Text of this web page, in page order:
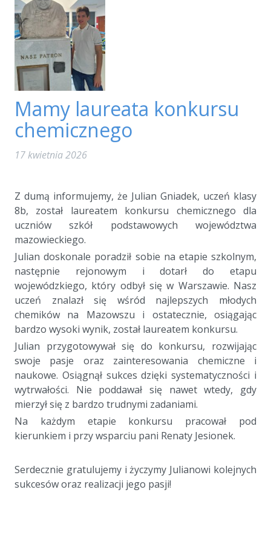
Mamy laureata konkursu
chemicznego
17 kwietnia 2026
Z dumą informujemy, że Julian Gniadek, uczeń klasy
8b, został laureatem konkursu chemicznego dla
uczniów szkół podstawowych województwa
mazowieckiego.
Julian doskonale poradził sobie na etapie szkolnym,
następnie rejonowym i dotarł do etapu
wojewódzkiego, który odbył się w Warszawie. Nasz
uczeń znalazł się wśród najlepszych młodych
chemików na Mazowszu i ostatecznie, osiągając
bardzo wysoki wynik, został laureatem konkursu.
Julian przygotowywał się do konkursu, rozwijając
swoje pasje oraz zainteresowania chemiczne i
naukowe. Osiągnął sukces dzięki systematyczności i
wytrwałości. Nie poddawał się nawet wtedy, gdy
mierzył się z bardzo trudnymi zadaniami.
Na każdym etapie konkursu pracował pod
kierunkiem i przy wsparciu pani Renaty Jesionek.
Serdecznie gratulujemy i życzymy Julianowi kolejnych
sukcesów oraz realizacji jego pasji!